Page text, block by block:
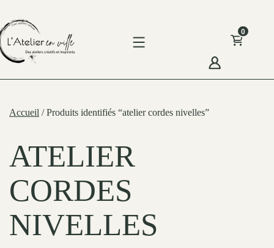
to
content
0
Accueil / Produits identifiés “atelier cordes nivelles”
ATELIER
CORDES
NIVELLES